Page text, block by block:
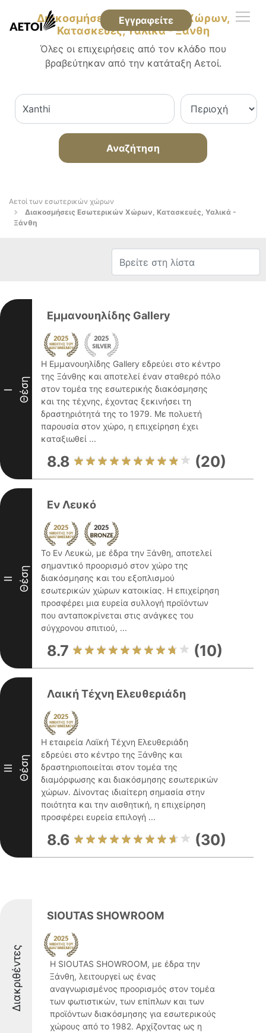
Εγγραφείτε
Διακοσμήσεις Εσωτερικών Χώρων,
Κατασκευές, Υαλικά - Ξάνθη
Όλες οι επιχειρήσεις από τον κλάδο που
βραβεύτηκαν από την κατάταξη Αετοί.
Αναζήτηση
Αετοί των εσωτερικών χώρων
Διακοσμήσεις Εσωτερικών Χώρων, Κατασκευές, Υαλικά -
Ξάνθη
I Θέση
Εμμανουηλίδης Gallery
Η Εμμανουηλίδης Gallery εδρεύει στο κέντρο
της Ξάνθης και αποτελεί έναν σταθερό πόλο
στον τομέα της εσωτερικής διακόσμησης
και της τέχνης, έχοντας ξεκινήσει τη
δραστηριότητά της το 1979. Με πολυετή
παρουσία στον χώρο, η επιχείρηση έχει
καταξιωθεί ...
8.8 (20)
II Θέση
Εν Λευκό
Το Εν Λευκώ, με έδρα την Ξάνθη, αποτελεί
σημαντικό προορισμό στον χώρο της
διακόσμησης και του εξοπλισμού
εσωτερικών χώρων κατοικίας. Η επιχείρηση
προσφέρει μια ευρεία συλλογή προϊόντων
που ανταποκρίνεται στις ανάγκες του
σύγχρονου σπιτιού, ...
8.7 (10)
III Θέση
Λαική Τέχνη Ελευθεριάδη
Η εταιρεία Λαϊκή Τέχνη Ελευθεριάδη
εδρεύει στο κέντρο της Ξάνθης και
δραστηριοποιείται στον τομέα της
διαμόρφωσης και διακόσμησης εσωτερικών
χώρων. Δίνοντας ιδιαίτερη σημασία στην
ποιότητα και την αισθητική, η επιχείρηση
προσφέρει ευρεία επιλογή ...
8.6 (30)
Διακριθέντες
SIOUTAS SHOWROOM
Η SIOUTAS SHOWROOM, με έδρα την
Ξάνθη, λειτουργεί ως ένας
αναγνωρισμένος προορισμός στον τομέα
των φωτιστικών, των επίπλων και των
προϊόντων διακόσμησης για εσωτερικούς
χώρους από το 1982. Αρχίζοντας ως η